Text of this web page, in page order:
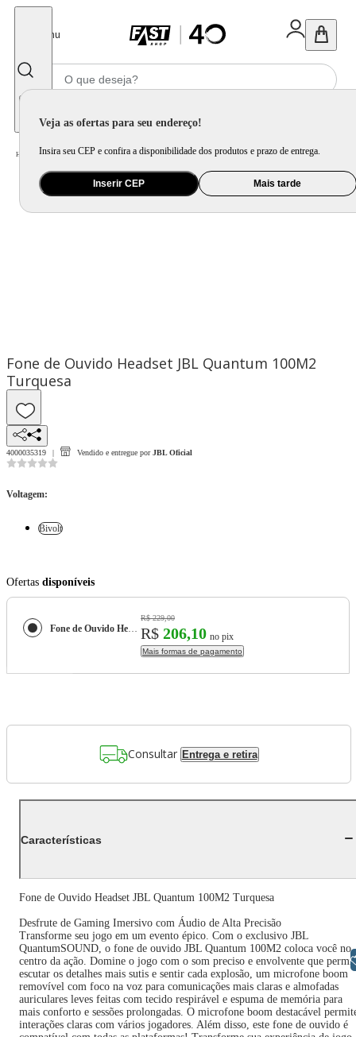
Menu
Veja as ofertas para seu endereço!
Insira seu CEP e confira a disponibilidade dos produtos e prazo de entrega.
Inserir CEP Mais tarde
Home Áudio / Fone de Ouvido
Fone de Ouvido Headset JBL Quantum 100M2
Turquesa
4000035319 Vendido e entregue por JBL Oficial
Voltagem:
Bivolt
Ofertas disponíveis
Fone de Ouvido Headset JBL Quantum 100M2 Turquesa
R$ 229,00
R$ 206,10 no pix
Mais formas de pagamento
Consultar Entrega e retira
Características
Fone de Ouvido Headset JBL Quantum 100M2 Turquesa
Desfrute de Gaming Imersivo com Áudio de Alta Precisão
Transforme seu jogo em um evento épico. Com o exclusivo JBL
QuantumSOUND, o fone de ouvido JBL Quantum 100M2 coloca você no
centro da ação. Domine o jogo com o som preciso e envolvente que
escutar os detalhes mais sutis e sentir cada explosão, um microfone boom
removível com foco na voz para comunicações mais claras e almofadas
auriculares leves feitas com tecido respirável e espuma de memória para
mais conforto e sessões prolongadas. O microfone boom destacável
interações claras com vários jogadores. Além disso, este fone de ouvido é
Libras